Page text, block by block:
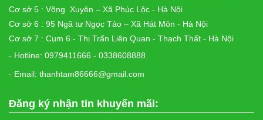
Cơ sở 5 : Võng Xuyên – Xã Phúc Lộc - Hà Nội
Cơ sở 6 : 95 Ngã tư Ngọc Tảo – Xã Hát Môn - Hà Nội
Cơ sở 7 : Cụm 6 - Thị Trấn Liên Quan - Thạch Thất - Hà Nội
- Hotline: 0979411666 - 0338608888
- Email: thanhtam86666@gmail.com
Đăng ký nhận tin khuyến mãi: